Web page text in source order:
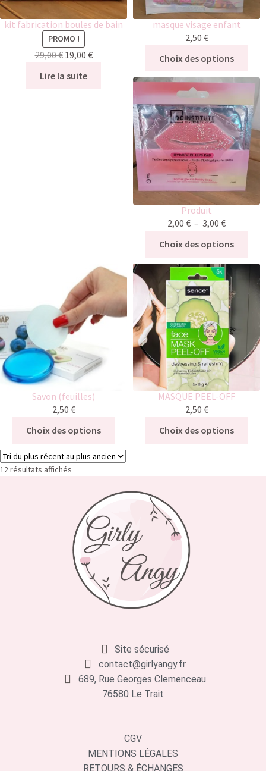
kit fabrication boules de bain
PROMO !
29,00€ 19,00 €
Lire la suite
masque visage enfant
2,50 €
Choix des options
Produit
2,00 € – 3,00 €
Choix des options
Savon (feuilles)
2,50 €
Choix des options
MASQUE PEEL-OFF
2,50 €
Choix des options
12 résultats affichés
Site sécurisé
contact@girlyangy.fr
689, Rue Georges Clemenceau
76580 Le Trait
CGV
MENTIONS LÉGALES
RETOURS & ÉCHANGES